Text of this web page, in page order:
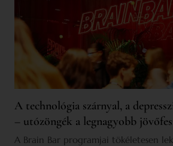
A technológia szárnyal, a
– utózöngék a legnagyobb
A Brain Bar programjai tökéletesen